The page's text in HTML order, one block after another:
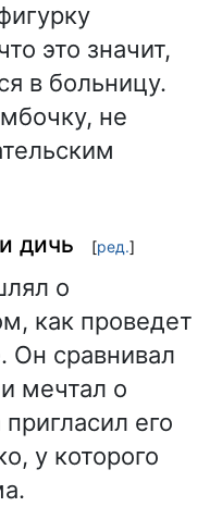
это значит,
в больницу.
не
дичь [ред.]
о
как проведет
Он сравнивал
мечтал о
его
у которого